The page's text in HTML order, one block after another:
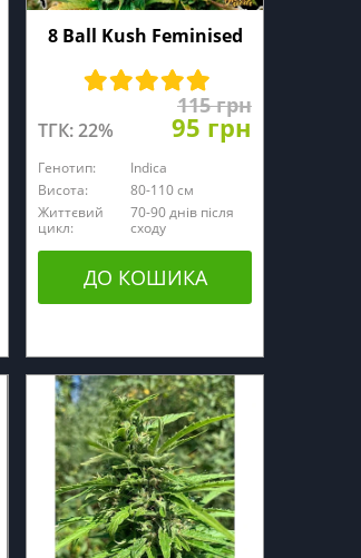
8 Ball Kush Feminised
ТГК: 22%
115 грн
95 грн
Генотип:
Indica
Висота:
80-110 см
Життєвий
цикл:
70-90 днів після
сходу
ДО КОШИКА